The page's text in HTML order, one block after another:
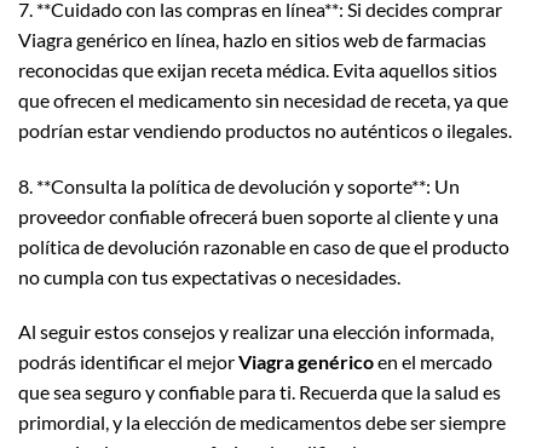
7. **Cuidado con las compras en línea**: Si decides comprar
Viagra genérico en línea, hazlo en sitios web de farmacias
reconocidas que exijan receta médica. Evita aquellos sitios
que ofrecen el medicamento sin necesidad de receta, ya que
podrían estar vendiendo productos no auténticos o ilegales.
8. **Consulta la política de devolución y soporte**: Un
proveedor confiable ofrecerá buen soporte al cliente y una
política de devolución razonable en caso de que el producto
no cumpla con tus expectativas o necesidades.
Al seguir estos consejos y realizar una elección informada,
podrás identificar el mejorViagra genéricoen el mercado
que sea seguro y confiable para ti. Recuerda que la salud es
primordial, y la elección de medicamentos debe ser siempre